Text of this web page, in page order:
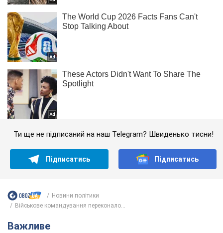
Ти ще не підписаний на наш Telegram? Швиденько тисни!
Підписатись Підписатись
Новини політики
Військове командування переконало...
Важливе